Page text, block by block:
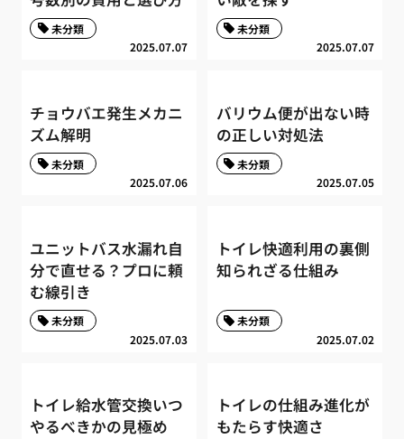
2025.07.07
未分類
2025.07.07
未分類
チョウバエ発生メカニ
ズム解明
2025.07.06
未分類
バリウム便が出ない時
の正しい対処法
2025.07.05
未分類
ユニットバス水漏れ自
分で直せる？プロに頼
む線引き
2025.07.03
未分類
トイレ快適利用の裏側
知られざる仕組み
2025.07.02
未分類
トイレ給水管交換いつ
やるべきかの見極め
トイレの仕組み進化が
もたらす快適さ